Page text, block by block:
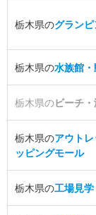
栃木県のグラン
栃木県の水族館
栃木県のビーチ
栃木県のアウト
ッピングモール
栃木県の工場見学